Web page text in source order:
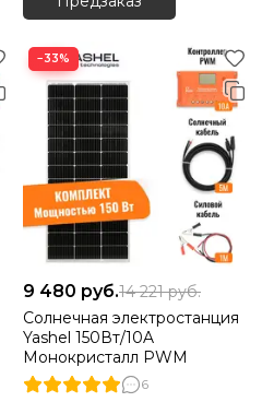
−33%
9 480 руб.14 221руб.
Солнечная электростанция
Yashel 150Вт/10A
Монокристалл PWM
6